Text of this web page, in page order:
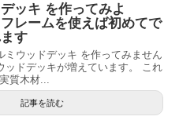
ッキ を作ってみよ
レームを使えば初めてで
す
ミウッドデッキ を作ってみません
ッドデッキが増えています。 これ
質木材...
記事を読む